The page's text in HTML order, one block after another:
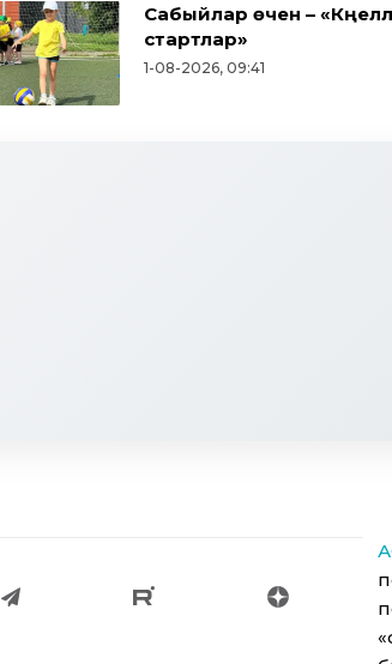
Сабыйлар өчен –
стартлар»
1-08-2026, 09:41